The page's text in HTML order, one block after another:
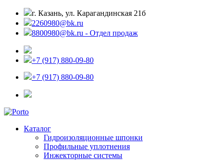
г. Казань, ул. Карагандинская 21б
2260980@bk.ru
8800980@bk.ru - Отдел продаж
+7 (917) 880-09-80
+7 (917) 880-09-80
Каталог
Гидроизоляционные шпонки
Профильные уплотнения
Инжекторные системы